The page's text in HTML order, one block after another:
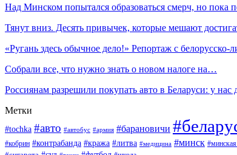
Над Минском попытался образоваться смерч, но пока
Тянут вниз. Десять привычек, которые мешают
«Ругань здесь обычное дело!» Репортаж с белорусско-
Собрали все, что нужно знать о новом налоге на…
Россиянам разрешили покупать авто в Беларуси: у нас
Метки
#tochka #авто #автобус #армия #барановичи
#кобрин #контрабанда #кража #литва #медицина #минск